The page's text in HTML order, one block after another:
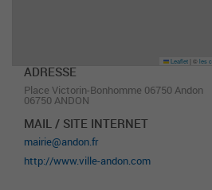
Leaflet ©les
ADRESSE
Place Victorin-Bonhomme 06750 Andon
06750 ANDON
MAIL / SITE INTERNET
mairie@andon.fr
http://www.ville-andon.com